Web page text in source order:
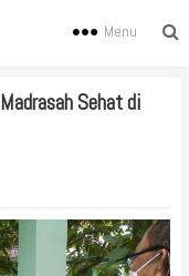
Menu
Sehat di